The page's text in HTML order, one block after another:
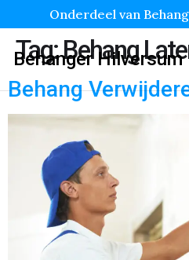
Onderdeel van
Behanger Hilversum
Tag:Behang
Behang